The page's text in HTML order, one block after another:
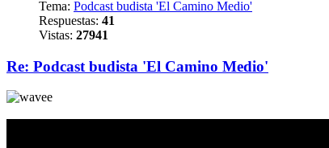
Tema: Podcast budista 'El Camino Medio'
Respuestas: 41
Vistas: 27941
Re: Podcast budista 'El Camino Medio'